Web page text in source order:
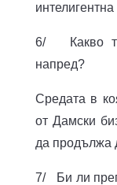
6/ Какво
напред?
Средата в
от Дамски
да продължа
7/ Би ли